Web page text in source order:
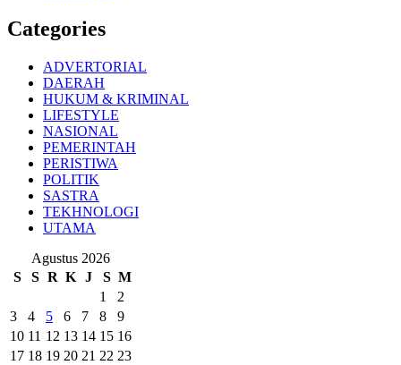
Categories
ADVERTORIAL
DAERAH
HUKUM & KRIMINAL
LIFESTYLE
NASIONAL
PEMERINTAH
PERISTIWA
POLITIK
SASTRA
TEKHNOLOGI
UTAMA
Agustus 2026
S
S R K J S M
1
2
3
4 5 6 7 8
9
10 11 12 13 14 15 16
17 18 19 20 21 22 23